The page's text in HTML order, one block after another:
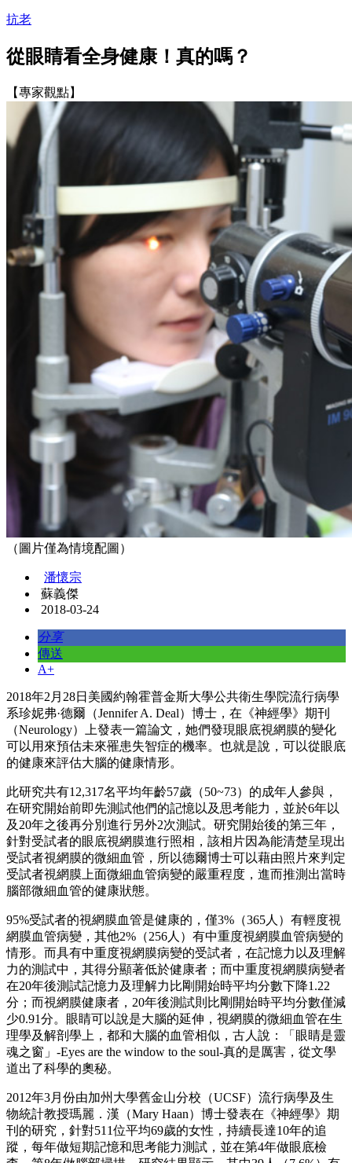
抗老
從眼睛看全身健康！真的嗎？
【專家觀點】
（圖片僅為情境配圖）
潘懷宗
蘇義傑
2018-03-24
分享
傳送
A+
2018年2月28日美國約翰霍普金斯大學公共衛生學院流行病學
系珍妮弗·德爾（Jennifer A. Deal）博士，在《神經學》期刊
（Neurology）上發表一篇論文，她們發現眼底視網膜的變化
可以用來預估未來罹患失智症的機率。也就是說，可以從眼底
的健康來評估大腦的健康情形。
此研究共有12,317名平均年齡57歲（50~73）的成年人參與，
在研究開始前即先測試他們的記憶以及思考能力，並於6年以
及20年之後再分別進行另外2次測試。研究開始後的第三年，
針對受試者的眼底視網膜進行照相，該相片因為能清楚呈現出
受試者視網膜的微細血管，所以德爾博士可以藉由照片來判定
受試者視網膜上面微細血管病變的嚴重程度，進而推測出當時
腦部微細血管的健康狀態。
95%受試者的視網膜血管是健康的，僅3%（365人）有輕度視
網膜血管病變，其他2%（256人）有中重度視網膜血管病變的
情形。而具有中重度視網膜病變的受試者，在記憶力以及理解
力的測試中，其得分顯著低於健康者；而中重度視網膜病變者
在20年後測試記憶力及理解力比剛開始時平均分數下降1.22
分；而視網膜健康者，20年後測試則比剛開始時平均分數僅減
少0.91分。眼睛可以說是大腦的延伸，視網膜的微細血管在生
理學及解剖學上，都和大腦的血管相似，古人說：「眼睛是靈
魂之窗」-Eyes are the window to the soul-真的是厲害，從文學
道出了科學的奧秘。
2012年3月份由加州大學舊金山分校（UCSF）流行病學及生
物統計教授瑪麗．漢（Mary Haan）博士發表在《神經學》期
刊的研究，針對511位平均69歲的女性，持續長達10年的追
蹤，每年做短期記憶和思考能力測試，並在第4年做眼底檢